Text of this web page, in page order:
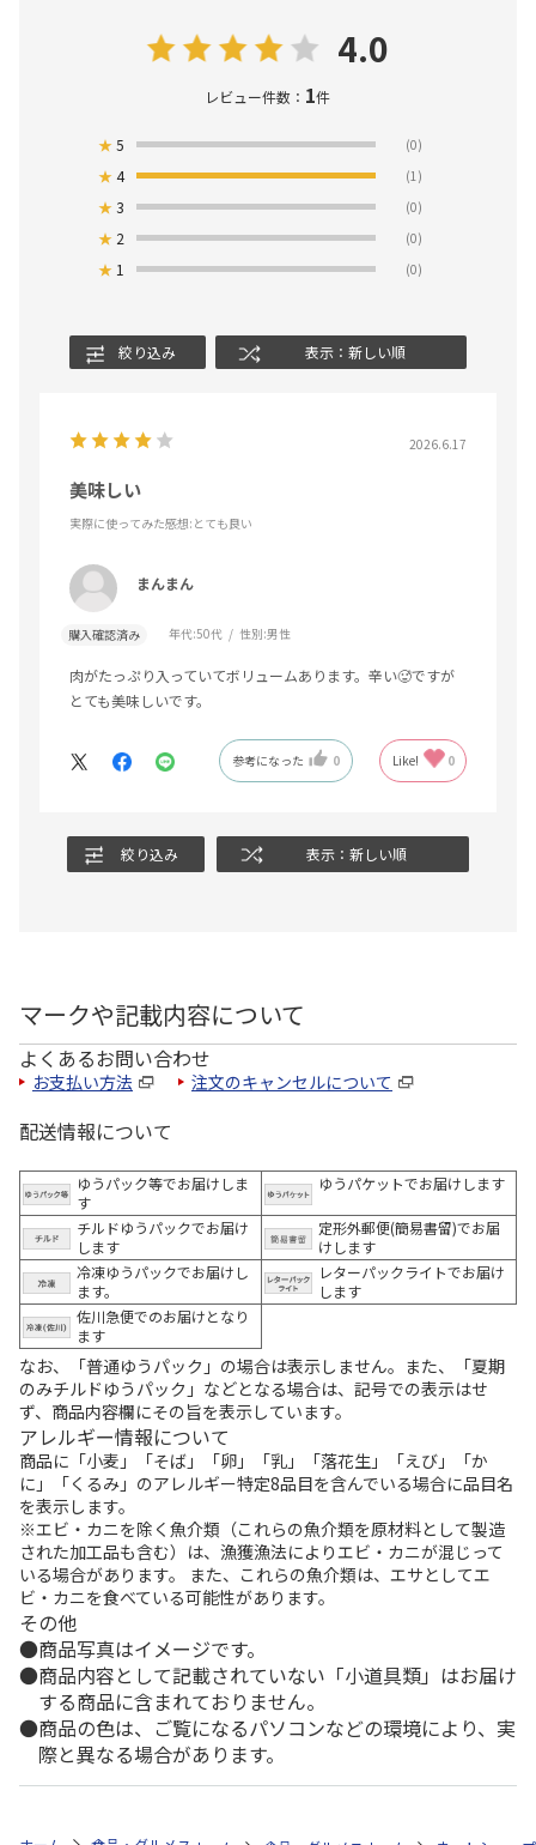
4.0
レビュー件数： 1件
★5 (0)
★4 (1)
★3 (0)
★ 2 (0)
★ 1 (0)
絞り込み 表示：新しい順
2026.6.17
美味しい
実際に使ってみた感想:とても良い
まんまん
購入確認済み 年代:50代 性別:男性
肉がたっぷり入っていてボリュームあります。辛い🥵ですが
とても美味しいです。
参考になった 0 Like! 0
絞り込み 表示：新しい順
マークや記載内容について
よくあるお問い合わせ
お支払い方法 注文のキャンセルについて
配送情報について
ゆうパック等でお届けしま
す
ゆうパケットでお届けします
チルドゆうパックでお届け
します
定形外郵便(簡易書留)でお届
けします
冷凍ゆうパックでお届けし
ます。
レターパックライトでお届け
します
佐川急便でのお届けとなり
ます
なお、「普通ゆうパック」の場合は表示しません。また、「夏期
のみチルドゆうパック」などとなる場合は、記号での表示はせ
ず、商品内容欄にその旨を表示しています。
アレルギー情報について
商品に「小麦」「そば」「卵」「乳」「落花生」「えび」「か
に」「くるみ」のアレルギー特定8品目を含んでいる場合に品目名
を表示します。
※エビ・カニを除く魚介類（これらの魚介類を原材料として製造
された加工品も含む）は、漁獲漁法によりエビ・カニが混じって
いる場合があります。 また、これらの魚介類は、エサとしてエ
ビ・カニを食べている可能性があります。
その他
商品写真はイメージです。
商品内容として記載されていない「小道具類」はお届け
する商品に含まれておりません。
商品の色は、ご覧になるパソコンなどの環境により、実
際と異なる場合があります。